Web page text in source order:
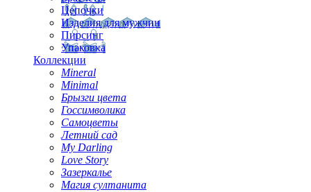
Цепочки
Изделия для мужчин
Пирсинг
Упаковка
Коллекции
Mineral
Minimal
Брызги цвета
Госсимволика
Самоцветы
Летний сад
My Darling
Love Story
Зазеркалье
Магия султанита